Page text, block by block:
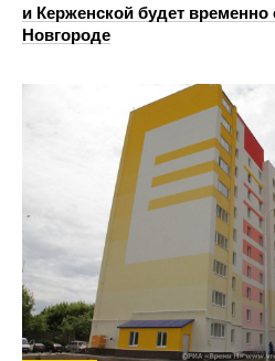
и Керженской будет
Новгороде